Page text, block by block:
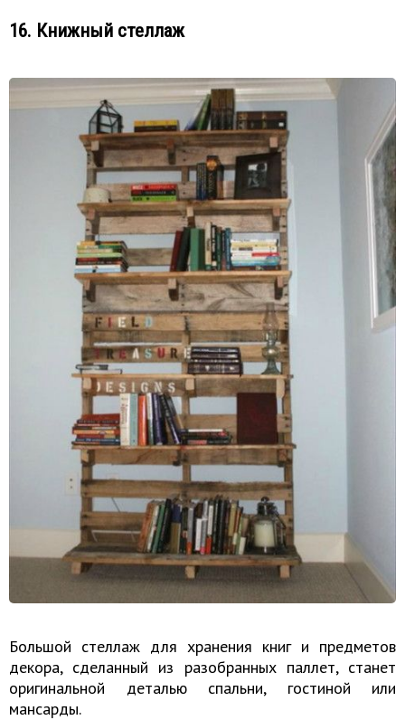
16. Книжный стеллаж
Большой стеллаж для хранения книг и предметов
декора, сделанный из разобранных паллет, станет
оригинальной деталью спальни, гостиной или
мансарды.